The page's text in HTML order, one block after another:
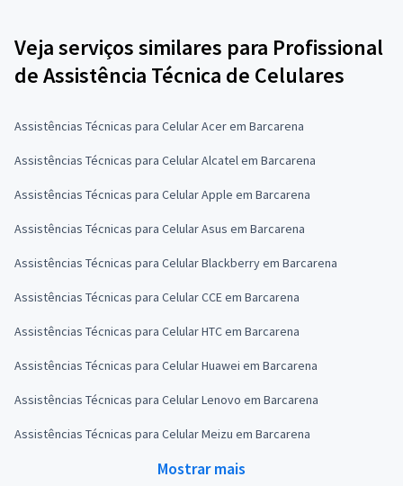
Veja serviços similares para Profissional
de Assistência Técnica de Celulares
Assistências Técnicas para Celular Acer em Barcarena
Assistências Técnicas para Celular Alcatel em Barcarena
Assistências Técnicas para Celular Apple em Barcarena
Assistências Técnicas para Celular Asus em Barcarena
Assistências Técnicas para Celular Blackberry em Barcarena
Assistências Técnicas para Celular CCE em Barcarena
Assistências Técnicas para Celular HTC em Barcarena
Assistências Técnicas para Celular Huawei em Barcarena
Assistências Técnicas para Celular Lenovo em Barcarena
Assistências Técnicas para Celular Meizu em Barcarena
Mostrar mais